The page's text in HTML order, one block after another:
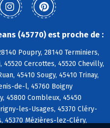
(45770) est proche de :
Poupry, 28140 Terminiers,
45520 Cercottes, 45520 Chevilly,
45410 Sougy, 45410 Trinay,
de-l, 45760 Boigny
45800 Combleux, 45450
les-Usages, 45370 Cléry-
45370 Mézières-lez-Cléry,